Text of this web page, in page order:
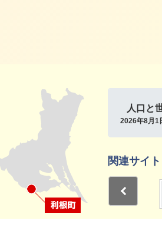
関連サイト
詳細をみる
利根町
選挙管理委員会